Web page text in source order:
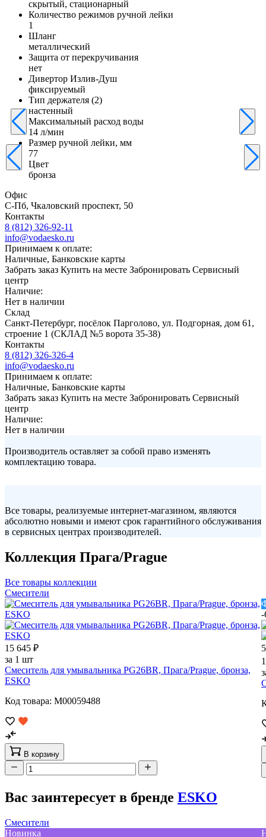
скрытый, стационарный
Количество режимов ручной лейки
1
Шланг
металлический
Защита от перекручивания
нет
Дивертор Излив-Душ
фиксируемый
Тип держателя (2)
настенный
Максимальный расход воды
14 л/мин
Размер ручной лейки, мм
77
Цвет
бронза
Офис
С-Пб, Чкаловский проспект, 50
Контакты
8 (812) 326-92-11
info@vodaesko.ru
Принимаем к оплате:
Наличные, Банковские карты
Забрать заказ Купить на месте Забронировать Сервисный
центр
Наличие:
Нет в наличии
Склад
Санкт-Петербург, посёлок Парголово, ул. Подгорная, дом 61,
строение 1 (СКЛАД №5 ворота 35-38)
Контакты
8 (812) 326-326-4
info@vodaesko.ru
Принимаем к оплате:
Наличные, Банковские карты
Забрать заказ Купить на месте Забронировать Сервисный
центр
Наличие:
Нет в наличии
Производитель оставляет за собой право изменять
комплектацию товара.
Все товары, реализуемые интернет-магазином, являются
абсолютно новыми и имеют срок гарантийного обслуживания
в сервисных центрах производителей.
Коллекция Прага/Prague
Все товары коллекции
Смесители
15 645 ₽
за 1 шт
Смеситель для умывальника PG26BR, Прага/Prague, бронза,
ESKO
Код товара: M00059488
В корзину
-
Вас заинтересует в бренде ESKO
Смесители
Новинка